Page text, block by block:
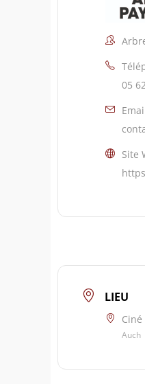
05
Site
LIEU
Ciné
Auch